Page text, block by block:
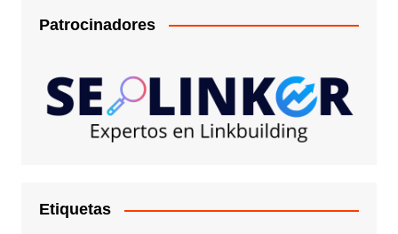
Patrocinadores
Etiquetas